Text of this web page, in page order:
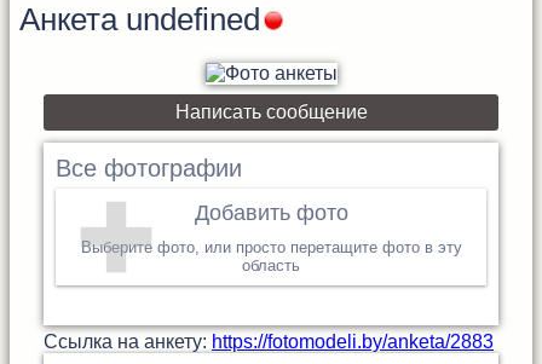
Анкета undefined
Написать сообщение
Все фотографии
Добавить фото
Выберите фото, или просто перетащите фото в эту
область
Cсылка на анкету: https://fotomodeli.by/anketa/2883